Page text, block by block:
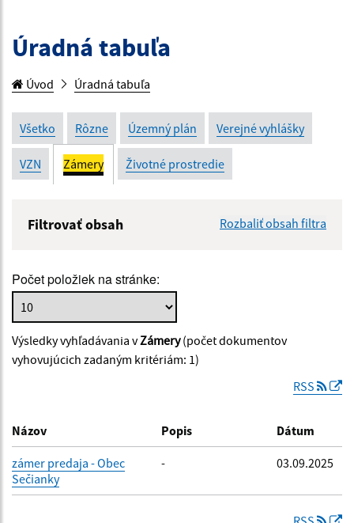
Úradná tabuľa
Úvod Úradná tabuľa
Všetko Rôzne Územný plán Verejné vyhlášky
VZN Zámery Životné prostredie
Filtrovať obsah Rozbaliť obsah filtra
Popis:
Dátum zverejnenia od:
Počet položiek na stránke:
Výsledky vyhľadávania vZámery(počet dokumentov
vyhovujúcich zadaným kritériám: 1)
RSS
Názov Popis Dátum
zámer predaja - Obec
Sečianky
- 03.09.2025